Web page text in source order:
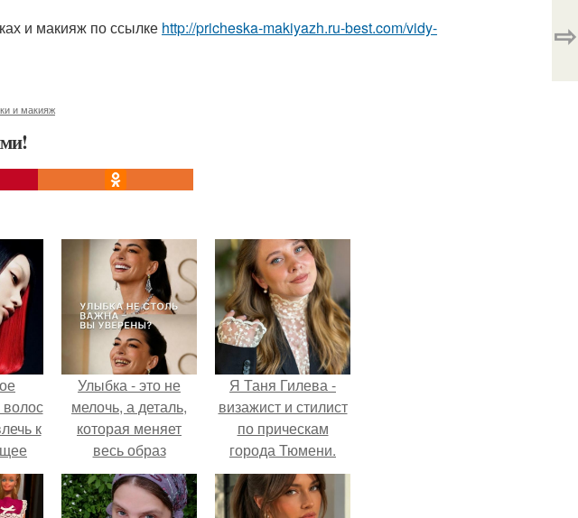
и макияж по ссылке http://pricheska-makiyazh.ru-best.com/vidy-
и макияж
⇨
к
Улыбка - это не
мелочь, а деталь,
которая меняет
весь образ
человека.
Я Таня Гилева -
визажист и стилист
по прическам
города Тюмени.